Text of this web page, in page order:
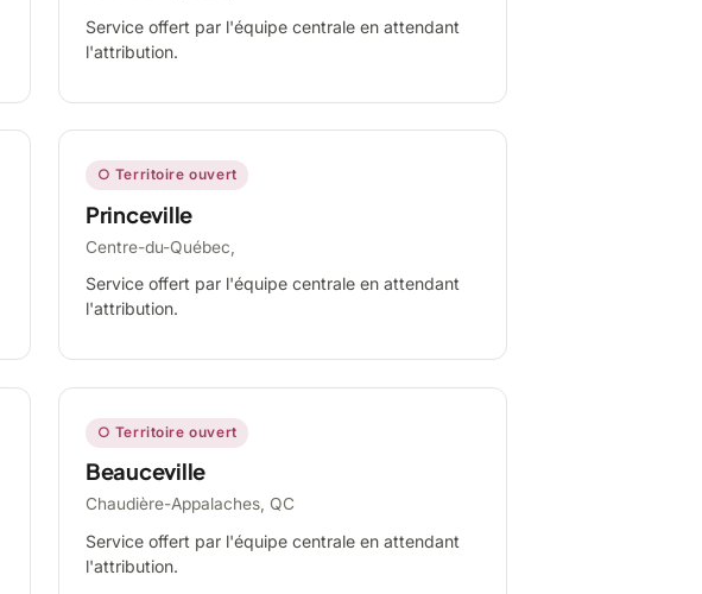
Service offert par l'équipe centrale en attendant
l'attribution.
○ Territoire ouvert
Princeville
Centre-du-Québec,
Service offert par l'équipe centrale en attendant
l'attribution.
○ Territoire ouvert
Beauceville
Chaudière-Appalaches, QC
Service offert par l'équipe centrale en attendant
l'attribution.